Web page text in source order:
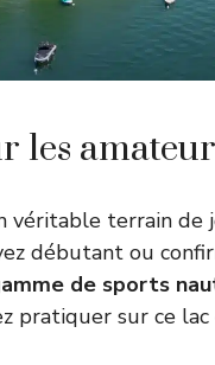
les
véritable terrain de
débutant ou
de sports
pratiquer sur ce